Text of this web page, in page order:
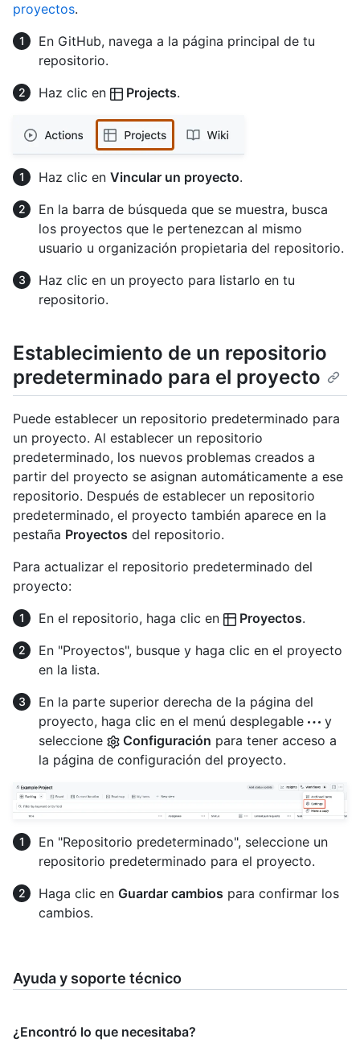
proyectos.
En GitHub, navega a la página principal de tu
repositorio.
Haz clic en
Projects.
Haz clic en Vincular un proyecto.
En la barra de búsqueda que se muestra, busca
los proyectos que le pertenezcan al mismo
usuario u organización propietaria del repositorio.
Haz clic en un proyecto para listarlo en tu
repositorio.
Establecimiento de un repositorio
predeterminado para el proyecto
Puede establecer un repositorio predeterminado para
un proyecto. Al establecer un repositorio
predeterminado, los nuevos problemas creados a
partir del proyecto se asignan automáticamente a ese
repositorio. Después de establecer un repositorio
predeterminado, el proyecto también aparece en la
pestaña Proyectos del repositorio.
Para actualizar el repositorio predeterminado del
proyecto:
En el repositorio, haga clic en
Proyectos.
En "Proyectos", busque y haga clic en el proyecto
en la lista.
En la parte superior derecha de la página del
proyecto, haga clic en el menú desplegable
y
seleccione
Configuración para tener acceso a
la página de configuración del proyecto.
En "Repositorio predeterminado", seleccione un
repositorio predeterminado para el proyecto.
Haga clic en Guardar cambios para confirmar los
cambios.
Ayuda y soporte técnico
¿Encontró lo que necesitaba?